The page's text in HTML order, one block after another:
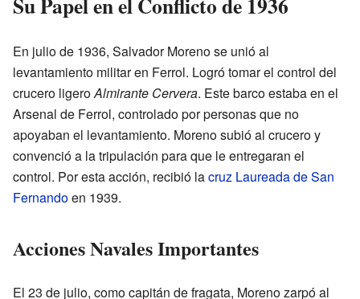
En julio de 1936, Salvador Moreno se unió al
levantamiento militar en Ferrol. Logró tomar el control del
crucero ligeroAlmirante Cervera. Este barco estaba en el
Arsenal de Ferrol, controlado por personas que no
apoyaban el levantamiento. Moreno subió al crucero y
convenció a la tripulación para que le entregaran el
control. Por esta acción, recibió lacruz Laureada de San
Fernandoen 1939.
Acciones Navales Importantes
El 23 de julio, como capitán de fragata, Moreno zarpó al